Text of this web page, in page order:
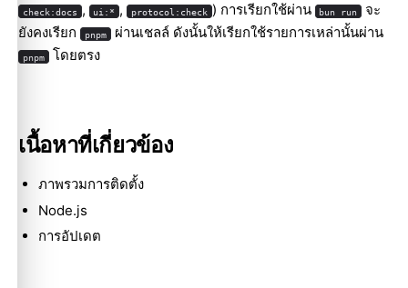
check:docs , ui:* , protocol:check ) การเรียกใช้ผ่าน bun run
จะ
ยังคงเรียก
pnpm ผ่านเชลล์ ดังนั้นให้เรียกใช้รายการเหล่านั้นผ่าน
pnpm โดยตรง
เนื้อหาที่เกี่ยวข้อง
ภาพรวมการติดตั้ง
Node.js
การอัปเดต